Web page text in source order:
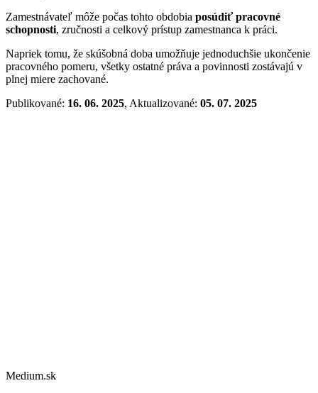
Zamestnávateľ môže počas tohto obdobia posúdiť pracovné
schopnosti, zručnosti a celkový prístup zamestnanca k práci.
Napriek tomu, že skúšobná doba umožňuje jednoduchšie ukončenie
pracovného pomeru, všetky ostatné práva a povinnosti zostávajú v
plnej miere zachované.
Publikované: 16. 06. 2025, Aktualizované: 05. 07. 2025
Medium.sk